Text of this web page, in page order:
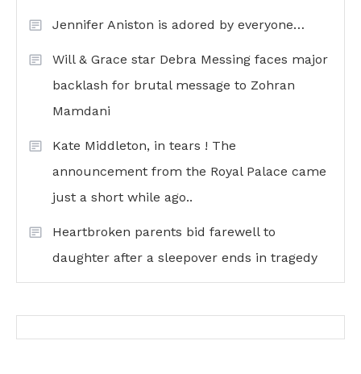
Jennifer Aniston is adored by everyone…
Will & Grace star Debra Messing faces major
backlash for brutal message to Zohran
Mamdani
Kate Middleton, in tears ! The
announcement from the Royal Palace came
just a short while ago..
Heartbroken parents bid farewell to
daughter after a sleepover ends in tragedy